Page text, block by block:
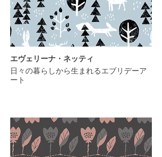
エヴェリーナ・ネッティ
日々の暮らしから生まれるエブリデーア
ート